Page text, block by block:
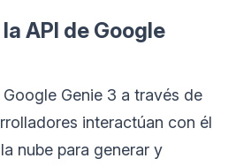
API de Google
Genie 3 a través de
interactúan con él
nube para generar y